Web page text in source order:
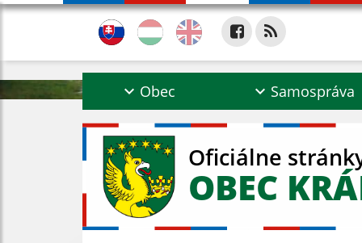
Obec Samospráva
Oficiálne
OBEC